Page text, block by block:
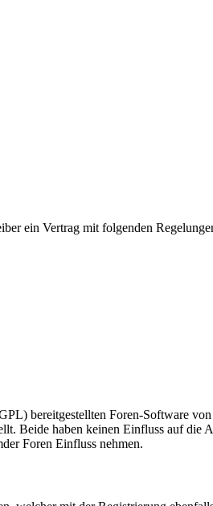
ein Vertrag mit folgenden
bereitgestellten Foren-Software
Beide haben keinen Einfluss auf die
Foren Einfluss nehmen.